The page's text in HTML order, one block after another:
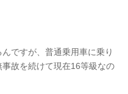
)
株式会社
)
ですが、普通乗用車に乗り
故を続けて現在16等級なの